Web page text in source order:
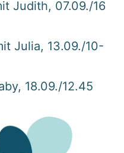
Judith, 07.09./16
Julia, 13.09./10-
18.09./12.45